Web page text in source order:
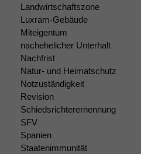
Landwirtschaftszone
Luxram-Gebäude
Miteigentum
nachehelicher Unterhalt
Nachfrist
Natur- und Heimatschutz
Notzuständigkeit
Revision
Schiedsrichterernennung
SFV
Spanien
Staatenimmunität